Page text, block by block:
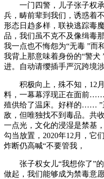
一门四警，儿子张子权承
兵，畴前辈到我们，诱惑着
形态日趋多样，联袂逃踪毒
品，我们虽不克不及像缉毒
我一点也不悔怨为“无毒 ”而
我背上那意味着身份的“警
进。自动请缨插手严沉跨境
积极向上，殊不知，12月
料，一幕幕浮现正在面前
殖供给了温床。好样的…… ”
敌，但唯独找不到毒品。共
一点光，文化的浸湿是禁基
勾当放置，2020年12月，它
炸断仍高喊“不要管我，
张子权女儿“我想你了”的
做起，我们能够成为禁毒意